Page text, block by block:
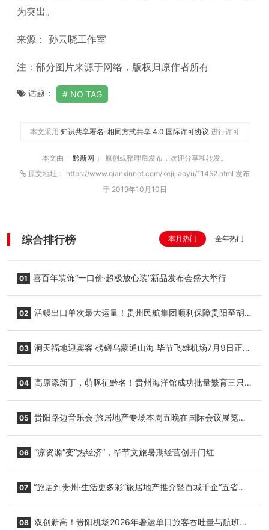
为突出。
来源： 孙云晓工作室
注：部分图片来源于网络，版权归原作者所有
话题： NO TAG
本文采用 知识共享署名-相同方式共享 4.0 国际许可协议 进行许可
本文由「 黔新网 」 原创或整理后发布，欢迎分享和转发。
原文地址： https://www.qianxinnet.com/kejijiaoyu/11452.html 发布
于 2019年10月10日
综合排行榜 本月热门 全年热门
01 喜百年装饰“一口价·超极放心装”新品发布会盛大举行
02 活鳗出口单次最大运量！贵州民航集团顺利保障贵阳至胡
03 洞天福地迎宾客·磅礴乌蒙通山海 毕节飞雄机场7月9日正式
04 高原添新丁，萌豚征黔名！贵州海洋馆成功批量繁育三只
05 贵阳路边音乐会·旅居地产专场本周五晚在国际会议展览中
06 “凉资源”变“热经济”，毕节文旅暑期经营创开门红
07 “旅居到贵州·生活更多彩”旅居地产推介暨百城千企“五省
08 双创新高！贵阳机场2026年暑运单日旅客吞吐量与航班起